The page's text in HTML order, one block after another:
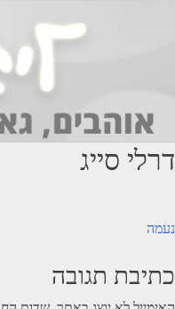
דרלי סייג
ניווט
נעמה
כתיבת תגובה